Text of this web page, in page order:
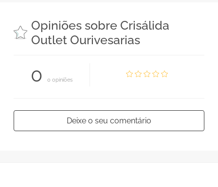
Opiniões sobre Crisálida
Outlet Ourivesarias
0 0 opiniões
Deixe o seu comentário